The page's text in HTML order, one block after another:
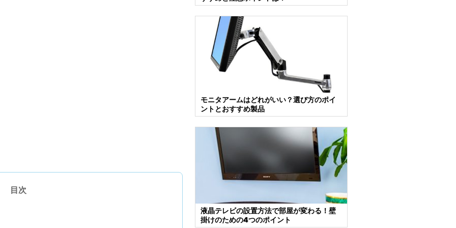
目次
モニタアームはどれがいい？選び方のポイ
ントとおすすめ製品
液晶テレビの設置方法で部屋が変わる！壁
掛けのための4つのポイント